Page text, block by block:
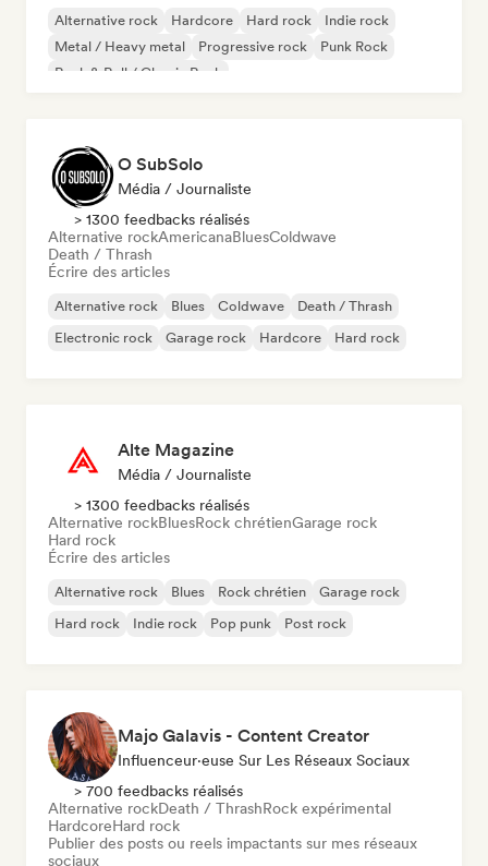
Alternative rock Hardcore Hard rock
Indie rock
Metal / Heavy metal
Progressive rock
Punk Rock
Rock & Roll / Classic Rock
O SubSolo
Média / Journaliste
> 1300 feedbacks réalisés
Alternative rockAmericanaBluesColdwave
Death / Thrash
Écrire des articles
Alternative rock Blues Coldwave
Death / Thrash
Electronic rock
Garage rock Hardcore Hard rock
Alte Magazine
Média / Journaliste
> 1300 feedbacks réalisés
Alternative rockBluesRock chrétienGarage rock
Hard rock
Écrire des articles
Alternative rock Blues Rock chrétien
Garage rock
Hard rock
Indie rock Pop punk Post rock
Majo Galavis - Content Creator
Influenceur·euse Sur Les Réseaux Sociaux
> 700 feedbacks réalisés
Alternative rockDeath / ThrashRock expérimental
HardcoreHard rock
Publier des posts ou reels impactants sur mes réseaux
sociaux